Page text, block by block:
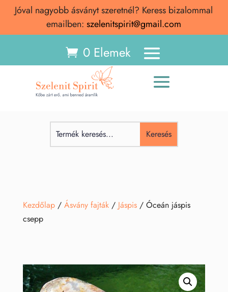
Jóval nagyobb ásványt szeretnél? Keress bizalommal
emailben: szelenitspirit@gmail.com
0 Elemek
Kezdőlap/ Ásvány fajták/ Jáspis/ Óceán jáspis
csepp